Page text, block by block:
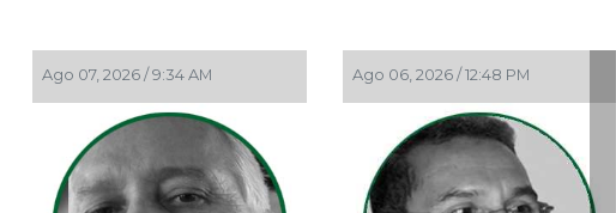
Ago 07, 2026 / 9:34 AM Ago 06, 2026 / 12:48 PM